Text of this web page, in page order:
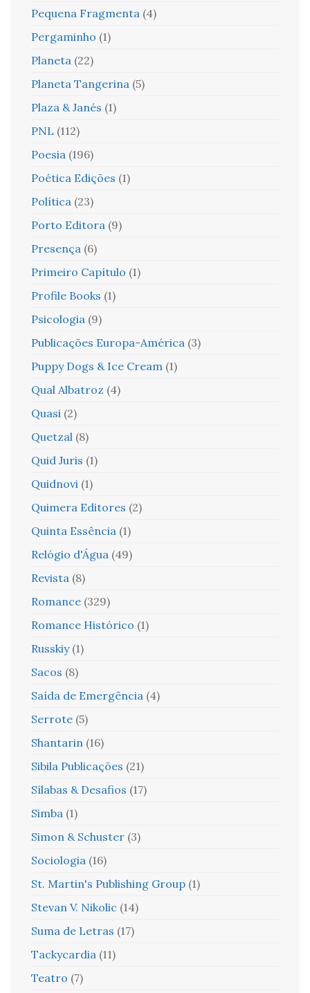
Pequena Fragmenta (4)
Pergaminho (1)
Planeta (22)
Planeta Tangerina (5)
Plaza & Janés (1)
PNL (112)
Poesia (196)
Poética Edições (1)
Política (23)
Porto Editora (9)
Presença (6)
Primeiro Capítulo (1)
Profile Books (1)
Psicologia (9)
Publicações Europa-América (3)
Puppy Dogs & Ice Cream (1)
Qual Albatroz (4)
Quasi (2)
Quetzal (8)
Quid Juris (1)
Quidnovi (1)
Quimera Editores (2)
Quinta Essência (1)
Relógio d'Água (49)
Revista (8)
Romance (329)
Romance Histórico (1)
Russkiy (1)
Sacos (8)
Saída de Emergência (4)
Serrote (5)
Shantarin (16)
Sibila Publicações (21)
Sílabas & Desafios (17)
Simba (1)
Simon & Schuster (3)
Sociologia (16)
St. Martin's Publishing Group (1)
Stevan V. Nikolic (14)
Suma de Letras (17)
Tackycardia (11)
Teatro (7)